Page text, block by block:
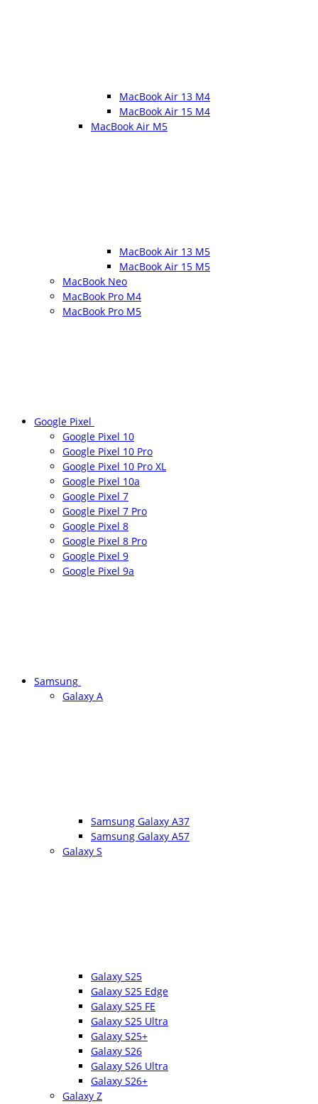
MacBook Air 13 M4
MacBook Air 15 M4
MacBook Air M5
MacBook Air 13 M5
MacBook Air 15 M5
MacBook Neo
MacBook Pro M4
MacBook Pro M5
Google Pixel
Google Pixel 10
Google Pixel 10 Pro
Google Pixel 10 Pro XL
Google Pixel 10a
Google Pixel 7
Google Pixel 7 Pro
Google Pixel 8
Google Pixel 8 Pro
Google Pixel 9
Google Pixel 9a
Samsung
Galaxy A
Samsung Galaxy A37
Samsung Galaxy A57
Galaxy S
Galaxy S25
Galaxy S25 Edge
Galaxy S25 FE
Galaxy S25 Ultra
Galaxy S25+
Galaxy S26
Galaxy S26 Ultra
Galaxy S26+
Galaxy Z